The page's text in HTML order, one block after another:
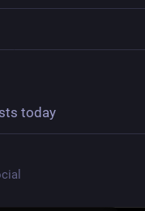
today